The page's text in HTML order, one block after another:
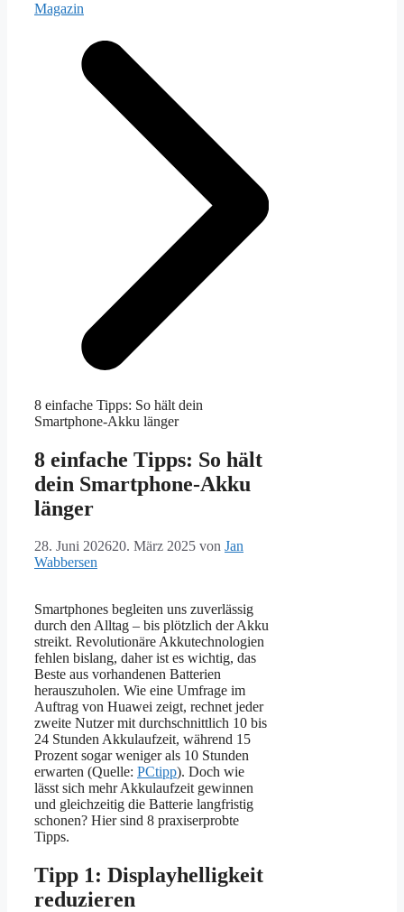
Magazin
8 einfache Tipps: So hält dein
Smartphone-Akku länger
8 einfache Tipps: So hält
dein Smartphone-Akku
länger
28. Juni 202620. März 2025 von Jan
Wabbersen
Smartphones begleiten uns zuverlässig
durch den Alltag – bis plötzlich der Akku
streikt. Revolutionäre Akkutechnologien
fehlen bislang, daher ist es wichtig, das
Beste aus vorhandenen Batterien
herauszuholen. Wie eine Umfrage im
Auftrag von Huawei zeigt, rechnet jeder
zweite Nutzer mit durchschnittlich 10 bis
24 Stunden Akkulaufzeit, während 15
Prozent sogar weniger als 10 Stunden
erwarten (Quelle: PCtipp). Doch wie
lässt sich mehr Akkulaufzeit gewinnen
und gleichzeitig die Batterie langfristig
schonen? Hier sind 8 praxiserprobte
Tipps.
Tipp 1: Displayhelligkeit
reduzieren